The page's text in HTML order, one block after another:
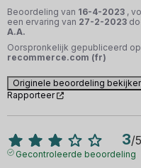
Beoordeling van 16-4-2023 ,
een ervaring van 27-2-2023
A.A.
Oorspronkelijk gepubliceerd op
recommerce.com (fr)
Originele beoordeling
Rapporteer
3/5
Gecontroleerde beoordeling